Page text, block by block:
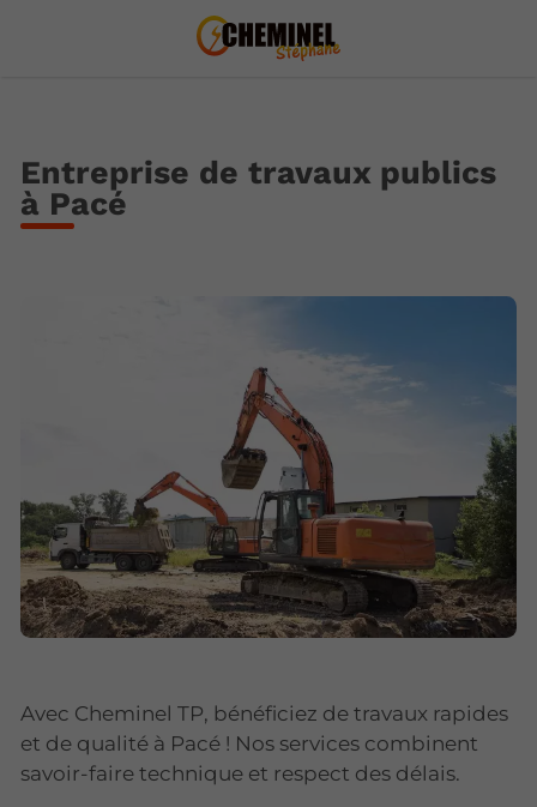
Entreprise de travaux publics
à Pacé
Avec Cheminel TP, bénéficiez de travaux rapides
et de qualité à Pacé ! Nos services combinent
savoir-faire technique et respect des délais.